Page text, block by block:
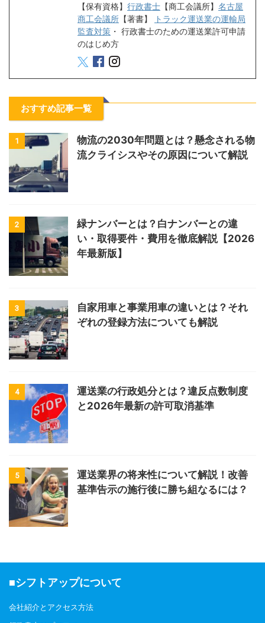
【保有資格】 行政書士 【商工会議所】 名古屋
商工会議所 【著書】
トラック運送業の運輸局
監査対策 ・ 行政書士のための運送業許可申請
のはじめ方
おすすめ記事一覧
1
物流の2030年問題とは？懸念される物
流クライシスやその原因について解説
2
緑ナンバーとは？白ナンバーとの違
い・取得要件・費用を徹底解説【2026
年最新版】
3
自家用車と事業用車の違いとは？それ
ぞれの登録方法についても解説
4
運送業の行政処分とは？違反点数制度
と2026年最新の許可取消基準
5
運送業界の将来性について解説！改善
基準告示の施行後に勝ち組なるには？
■シフトアップについて
会社紹介とアクセス方法